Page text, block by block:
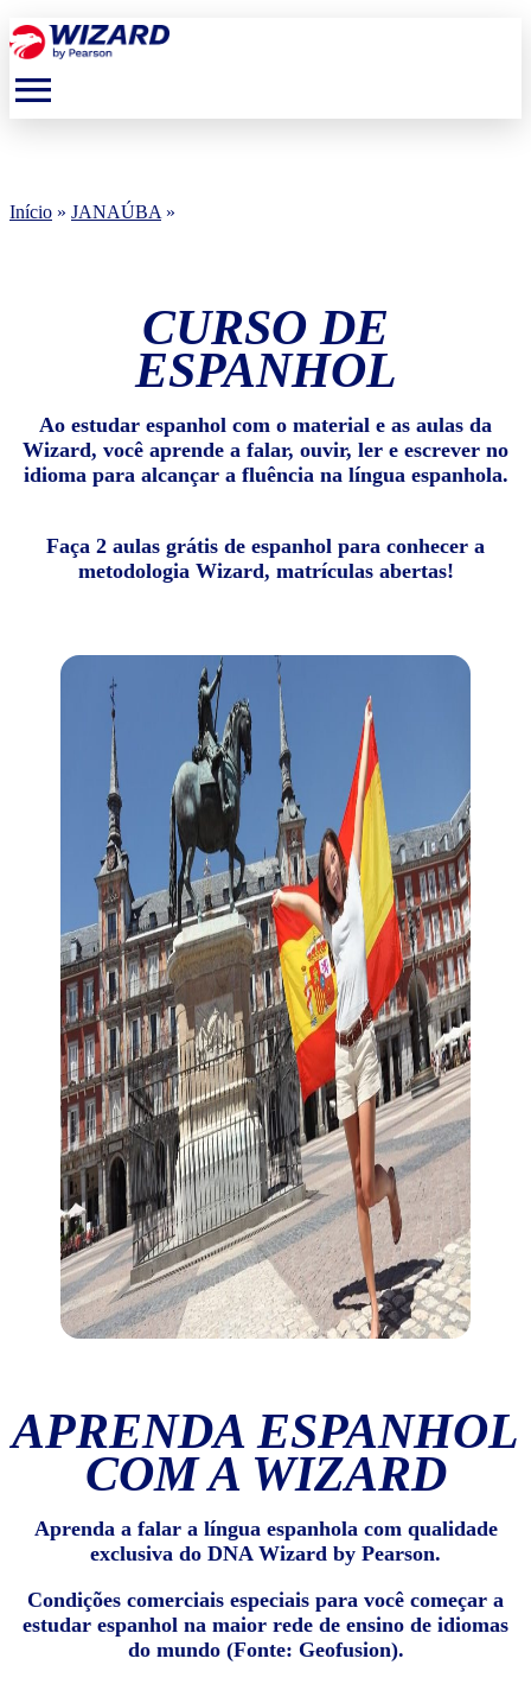
menu
Início » JANAÚBA »
CURSO DE
ESPANHOL
Ao estudar espanhol com o material e as aulas da
Wizard, você aprende a falar, ouvir, ler e escrever no
idioma para alcançar a fluência na língua espanhola.
Faça 2 aulas grátis de espanhol para conhecer a
metodologia Wizard, matrículas abertas!
APRENDA ESPANHOL
COM A WIZARD
Aprenda a falar a língua espanhola com qualidade
exclusiva do DNA Wizard by Pearson.
Condições comerciais especiais para você começar a
estudar espanhol na maior rede de ensino de idiomas
do mundo (Fonte: Geofusion).